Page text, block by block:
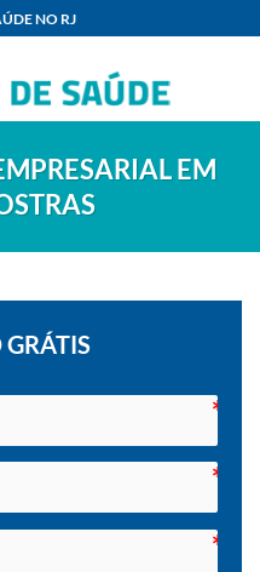
NO RJ
EM